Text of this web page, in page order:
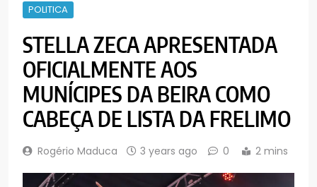
POLITICA
STELLA ZECA APRESENTADA
OFICIALMENTE AOS
MUNÍCIPES DA BEIRA COMO
CABEÇA DE LISTA DA FRELIMO
Rogério Maduca 3 years ago 0 2 mins